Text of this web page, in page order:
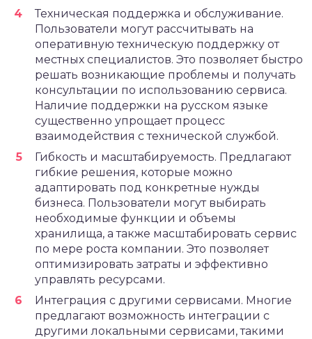
Техническая поддержка и обслуживание.
Пользователи могут рассчитывать на
оперативную техническую поддержку от
местных специалистов. Это позволяет быстро
решать возникающие проблемы и получать
консультации по использованию сервиса.
Наличие поддержки на русском языке
существенно упрощает процесс
взаимодействия с технической службой.
Гибкость и масштабируемость. Предлагают
гибкие решения, которые можно
адаптировать под конкретные нужды
бизнеса. Пользователи могут выбирать
необходимые функции и объемы
хранилища, а также масштабировать сервис
по мере роста компании. Это позволяет
оптимизировать затраты и эффективно
управлять ресурсами.
Интеграция с другими сервисами. Многие
предлагают возможность интеграции с
другими локальными сервисами, такими